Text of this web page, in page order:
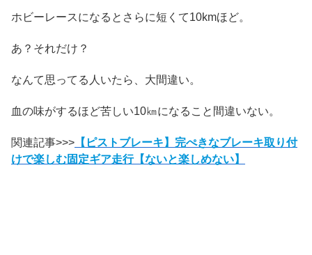
ホビーレースになるとさらに短くて10kmほど。
あ？それだけ？
なんて思ってる人いたら、大間違い。
血の味がするほど苦しい10㎞になること間違いない。
関連記事>>> 【ピストブレーキ】完ぺきなブレーキ取り付
けで楽しむ固定ギア走行【ないと楽しめない】